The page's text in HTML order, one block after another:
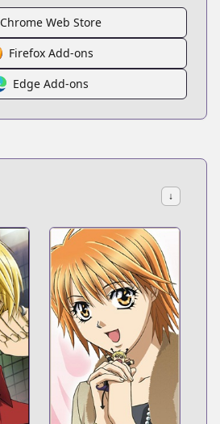
Chrome Web Store
Firefox Add-ons
Edge Add-ons
↓